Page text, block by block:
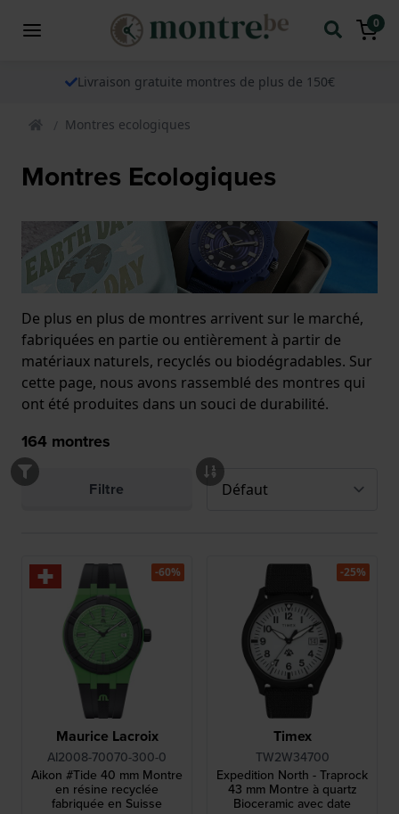
0
Livraison gratuite montres de plus de 150€
Montres ecologiques
Montres Ecologiques
De plus en plus de montres arrivent sur le marché,
fabriquées en partie ou entièrement à partir de
matériaux naturels, recyclés ou biodégradables. Sur
cette page, nous avons rassemblé des montres qui
ont été produites dans un souci de durabilité.
164 montres
Filtre
Maurice Lacroix
AI2008-70070-300-0
Aikon #Tide 40 mm Montre
en résine recyclée
fabriquée en Suisse
-60%
Timex
TW2W34700
Expedition North - Traprock
43 mm Montre à quartz
Bioceramic avec date
-25%